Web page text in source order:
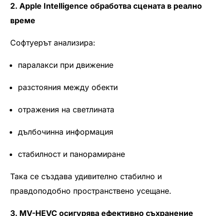
2. Apple Intelligence обработва сцената в реално
време
Софтуерът анализира:
паралакси при движение
разстояния между обекти
отражения на светлината
дълбочинна информация
стабилност и панорамиране
Така се създава удивително стабилно и
правдоподобно пространствено усещане.
3. MV-HEVC осигурява ефективно съхранение